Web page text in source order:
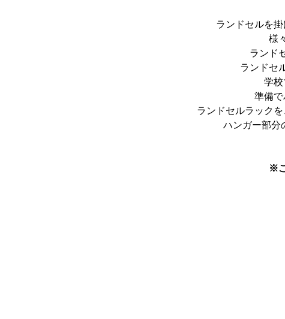
ランドセルを
様
ランド
ランドセ
学校
準備で
ランドセルラック
ハンガー部分
※